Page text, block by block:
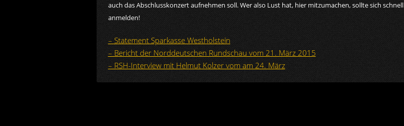
auch das Abschlusskonzert aufnehmen soll. Wer also Lust hat, hier mitzumachen, sollte sich schnell
anmelden!
– Statement Sparkasse Westholstein
– Bericht der Norddeutschen Rundschau vom 21. März 2015
– RSH-Interview mit Helmut Kolzer vom am 24. März